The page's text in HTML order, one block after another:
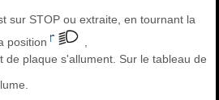
sur STOP ou extraite, en tournant la
position
de plaque s'allument. Sur le tableau de